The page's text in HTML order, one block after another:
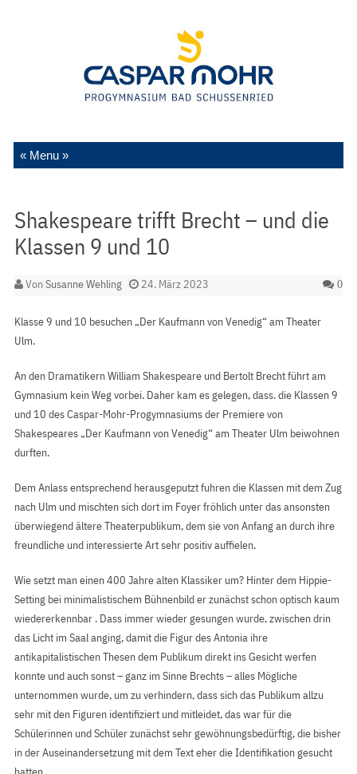
Zum Inhalt springen
Shakespeare trifft Brecht – und die
Klassen 9 und 10
VonSusanne Wehling 24. März 2023 0
Klasse 9 und 10 besuchen „Der Kaufmann von Venedig“ am Theater
Ulm.
An den Dramatikern William Shakespeare und Bertolt Brecht führt am
Gymnasium kein Weg vorbei. Daher kam es gelegen, dass. die Klassen 9
und 10 des Caspar-Mohr-Progymnasiums der Premiere von
Shakespeares „Der Kaufmann von Venedig“ am Theater Ulm beiwohnen
durften.
Dem Anlass entsprechend herausgeputzt fuhren die Klassen mit dem Zug
nach Ulm und mischten sich dort im Foyer fröhlich unter das ansonsten
überwiegend ältere Theaterpublikum, dem sie von Anfang an durch ihre
freundliche und interessierte Art sehr positiv auffielen.
Wie setzt man einen 400 Jahre alten Klassiker um? Hinter dem Hippie-
Setting bei minimalistischem Bühnenbild er zunächst schon optisch kaum
wiedererkennbar . Dass immer wieder gesungen wurde, zwischen drin
das Licht im Saal anging, damit die Figur des Antonia ihre
antikapitalistischen Thesen dem Publikum direkt ins Gesicht werfen
konnte und auch sonst – ganz im Sinne Brechts – alles Mögliche
unternommen wurde, um zu verhindern, dass sich das Publikum allzu
sehr mit den Figuren identifiziert und mitleidet, das war für die
Schülerinnen und Schüler zunächst sehr gewöhnungsbedürftig, die bisher
in der Auseinandersetzung mit dem Text eher die Identifikation gesucht